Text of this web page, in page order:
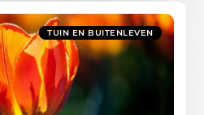
TUIN EN BUITENLEVEN